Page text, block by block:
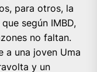
para otros, la
según IMBD,
no faltan.
a una joven Uma
y un